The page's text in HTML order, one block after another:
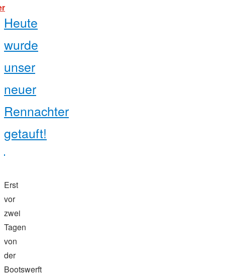
"einwintern
und
abrudern
2018"
Heute
wurde
unser
neuer
Rennachter
getauft!
Erst
vor
zwei
Tagen
von
der
Bootswerft